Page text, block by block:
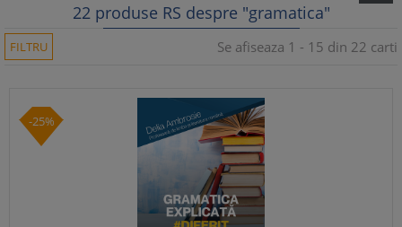
22 produse RS despre "gramatica"
FILTRU Se afiseaza 1 - 15 din 22 carti
-25%